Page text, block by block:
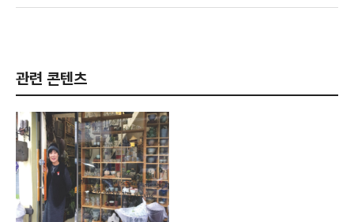
관련 콘텐츠